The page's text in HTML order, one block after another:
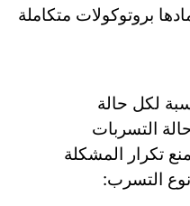
بروتوكولات متكاملة
لكل حالة
التسربات
تكرار المشكلة
التسرب: